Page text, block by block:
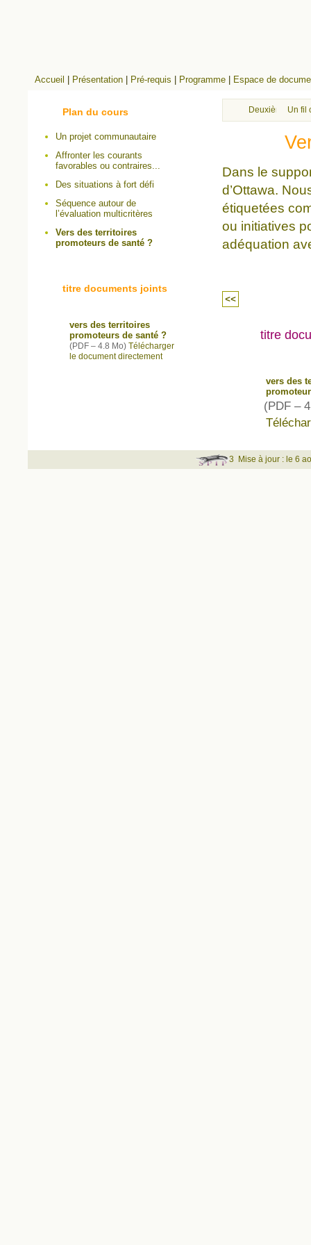
Accueil Présentation Pré-requis Programme Espace de
DeuxièmeUn fil
Dans le
d’Ottawa.
étiquetées
ou initiatives
adéquation
<<
titre
vers des
(PDF –
Plan du cours
Un projet communautaire
Affronter les courants
favorables ou contraires...
Des situations à fort défi
Séquence autour de
l’évaluation multicritères
Vers des territoires
promoteurs de santé ?
titre documents joints
vers des territoires
promoteurs de santé ?
(PDF – 4.8 Mo) Télécharger
le document directement
3 Mise à jour : le 6